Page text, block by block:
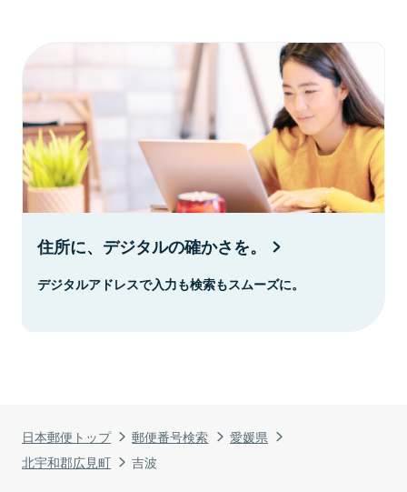
日本郵便トップ 郵便番号検索
愛媛県
北宇和郡広見町
吉波
住所に、デジタルの確かさを。
デジタルアドレスで入力も検索もスムーズに。